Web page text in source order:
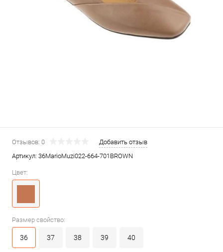
Отзывов: 0
Добавить отзыв
Артикул: 36MarioMuzi022-664-701BROWN
Цвет:
Размер свойство:
36 37 38 39 40